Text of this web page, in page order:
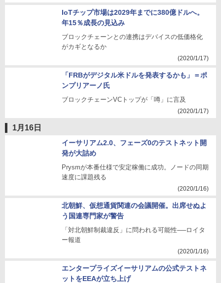
IoTチップ市場は2029年までに380億ドルへ。
年15％成長の見込み
ブロックチェーンとの連携はデバイスの低価格化
がカギとなるか
(2020/1/17)
「FRBがデジタル米ドルを発表するかも」＝ポ
ンプリアーノ氏
ブロックチェーンVCトップが「噂」に言及
(2020/1/17)
1月16日
イーサリアム2.0、フェーズ0のテストネット開
発が大詰め
Prysmが本番仕様で安定稼働に成功。ノードの同期
速度に課題残る
(2020/1/16)
北朝鮮、仮想通貨関連の会議開催。出席せぬよ
う国連専門家が警告
「対北朝鮮制裁違反」に問われる可能性──ロイタ
ー報道
(2020/1/16)
エンタープライズイーサリアムの公式テストネ
ットをEEAが立ち上げ